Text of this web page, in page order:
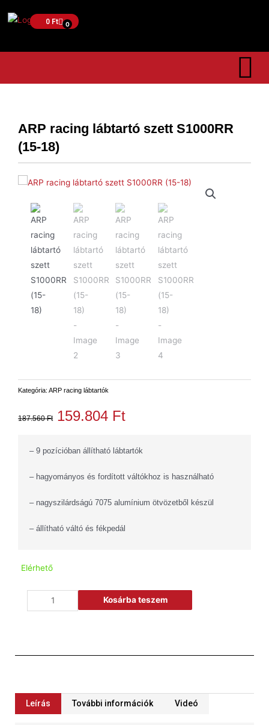
0 Ft 0
ARP racing lábtartó szett S1000RR
(15-18)
Kategória: ARP racing lábtartók
187.560Ft 159.804 Ft
– 9 pozícióban állítható lábtartók
– hagyományos és fordított váltókhoz is használható
– nagyszilárdságú 7075 alumínium ötvözetből készül
– állítható váltó és fékpedál
Elérhető
Kosárba teszem
Leírás További információk Videó